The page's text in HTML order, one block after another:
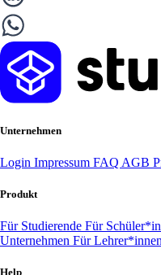
Unternehmen
Login Impressum FAQ AGB
Produkt
Für Studierende Für
Unternehmen Für Lehrer*innen
Help